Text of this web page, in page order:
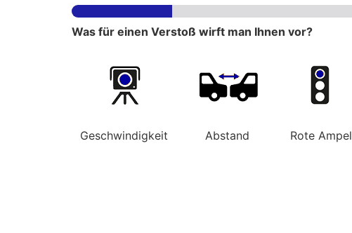
Was für einen Verstoß wirft man Ihnen vor?
Geschwindigkeit Abstand Rote Ampel